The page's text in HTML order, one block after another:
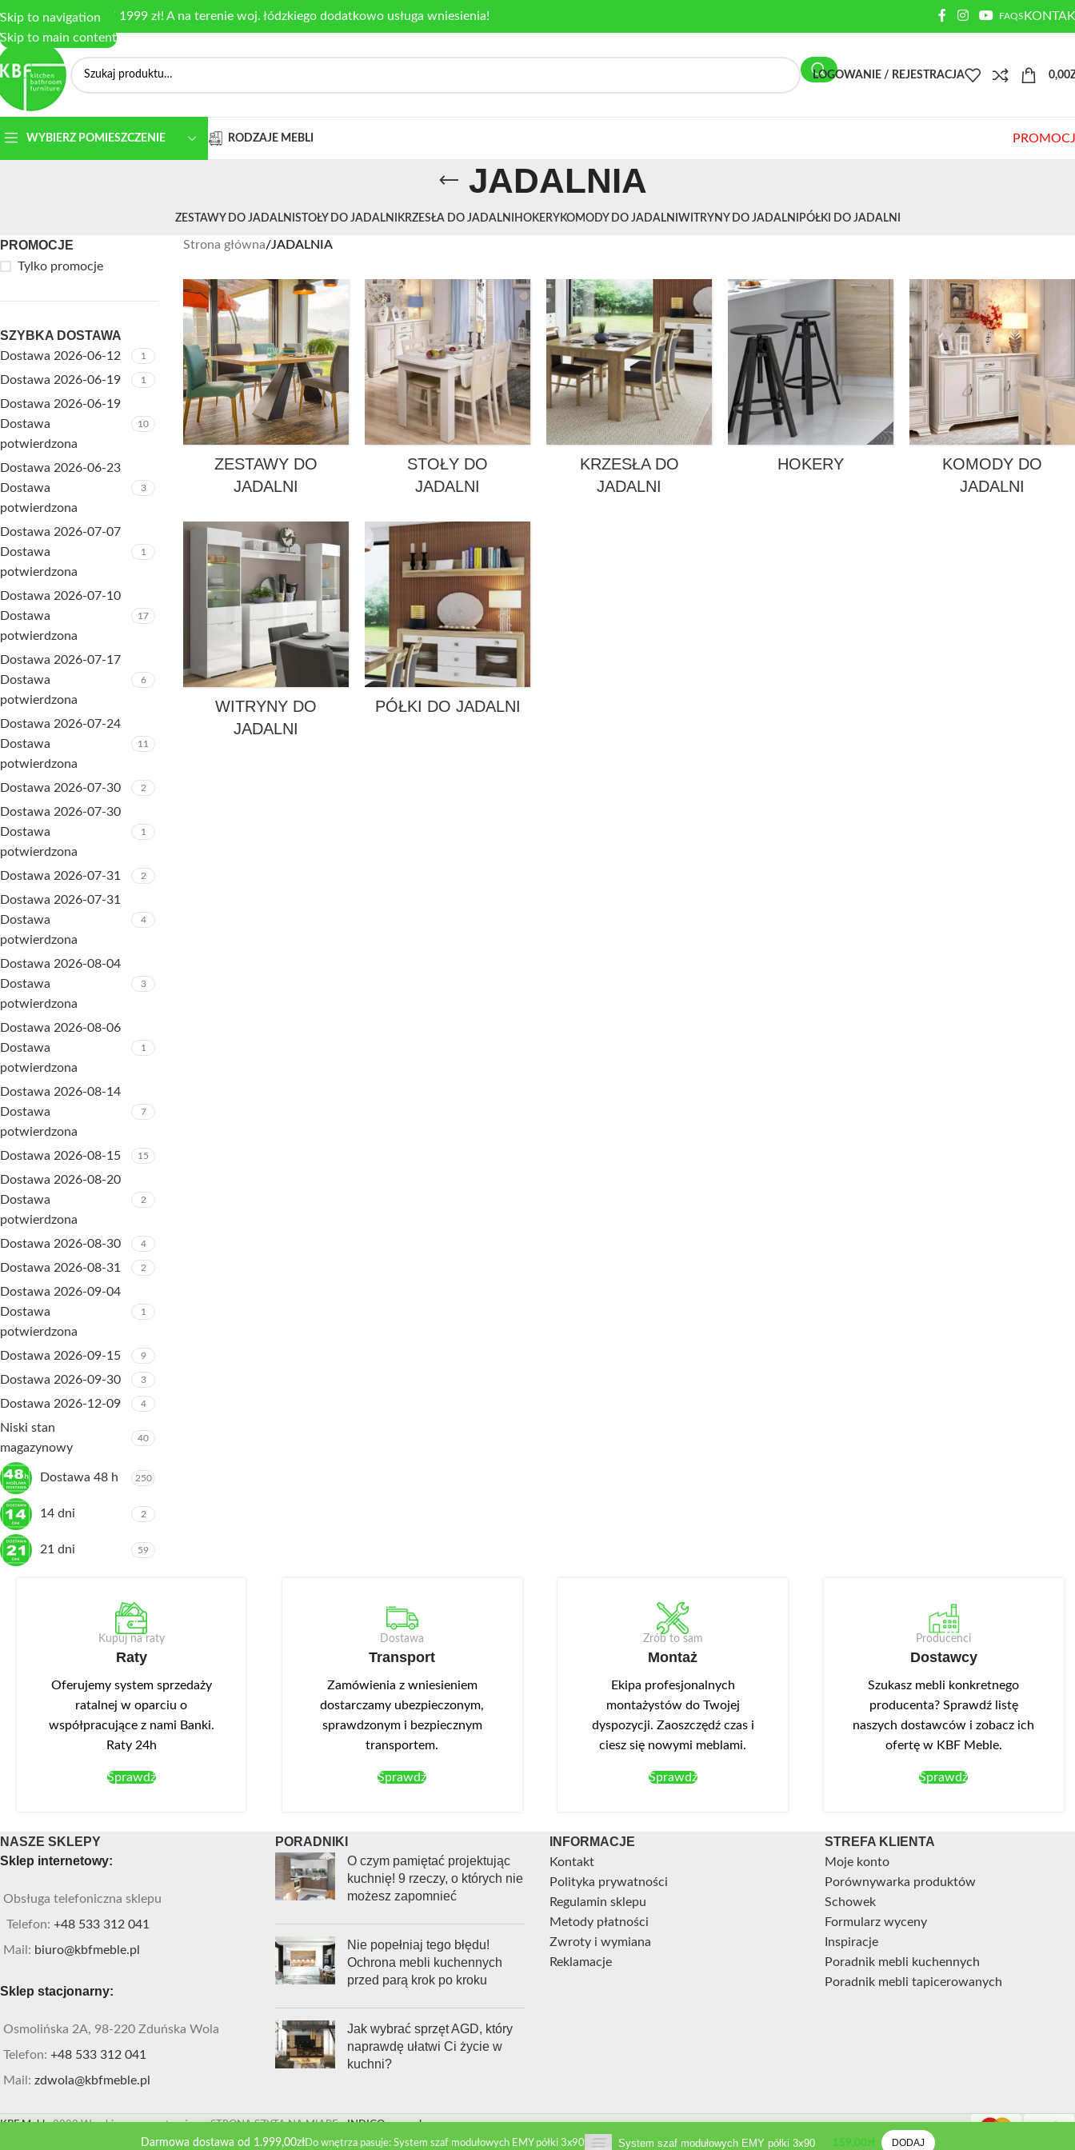
Skip to navigation
Skip to main content
dostawa od 1999 zł! A na terenie woj. łódzkiego dodatkowo usługa wniesienia! FAQS
LOGOWANIE / REJESTRACJA 0,00
WYBIERZ POMIESZCZENIE RODZAJE MEBLI
JADALNIA
ZESTAWY DO JADALNI STOŁY DO JADALNI KRZESŁA DO JADALNI HOKERYKOMODY DO JADALNI WITRYNY DO JADALNI PÓŁKI DO JADALNI
PROMOCJE
Tylko promocje
SZYBKA DOSTAWA
Dostawa 2026-06-12 1
Dostawa 2026-06-19 1
Dostawa 2026-06-19
Dostawa
potwierdzona
10
Dostawa 2026-06-23
Dostawa
potwierdzona
3
Dostawa 2026-07-07
Dostawa
potwierdzona
1
Dostawa 2026-07-10
Dostawa
potwierdzona
17
Dostawa 2026-07-17
Dostawa
potwierdzona
6
Dostawa 2026-07-24
Dostawa
potwierdzona
11
Dostawa 2026-07-30 2
Dostawa 2026-07-30
Dostawa
potwierdzona
1
Dostawa 2026-07-31 2
Dostawa 2026-07-31
Dostawa
potwierdzona
4
Dostawa 2026-08-04
Dostawa
potwierdzona
3
Dostawa 2026-08-06
Dostawa
potwierdzona
1
Dostawa 2026-08-14
Dostawa
potwierdzona
7
Dostawa 2026-08-15 15
Dostawa 2026-08-20
Dostawa
potwierdzona
2
Dostawa 2026-08-30 4
Dostawa 2026-08-31 2
Dostawa 2026-09-04
Dostawa
potwierdzona
1
Dostawa 2026-09-15 9
Dostawa 2026-09-30 3
Dostawa 2026-12-09 4
Niski stan
magazynowy
40
Dostawa 48 h 250
14 dni 2
21 dni 59
Strona główna/JADALNIA
ZESTAWY DO
JADALNI
STOŁY DO
JADALNI
KRZESŁA DO
JADALNI
HOKERY
KOMODY DO
JADALNI
WITRYNY DO
JADALNI
PÓŁKI DO JADALNI
Kupuj na raty
Raty
Oferujemy system sprzedaży
ratalnej w oparciu o
współpracujące z nami Banki.
Raty 24h
Sprawdź
Dostawa
Transport
Zamówienia z wniesieniem
dostarczamy ubezpieczonym,
sprawdzonym i bezpiecznym
transportem.
Sprawdź
Zrób to sam
Montaż
Ekipa profesjonalnych
montażystów do Twojej
dyspozycji. Zaoszczędź czas i
ciesz się nowymi meblami.
Sprawdź
Producenci
Dostawcy
Szukasz mebli konkretnego
producenta? Sprawdź listę
naszych dostawców i zobacz ich
ofertę w KBF Meble.
Sprawdź
NASZE SKLEPY
Sklep internetowy:
Obsługa telefoniczna sklepu
Telefon: +48 533 312 041
Mail: biuro@kbfmeble.pl
Sklep stacjonarny:
Osmolińska 2A, 98-220 Zduńska Wola
Telefon: +48 533 312 041
Mail: zdwola@kbfmeble.pl
PORADNIKI
O czym pamiętać projektując
kuchnię! 9 rzeczy, o których nie
możesz zapomnieć
Nie popełniaj tego błędu!
Ochrona mebli kuchennych
przed parą krok po kroku
Jak wybrać sprzęt AGD, który
naprawdę ułatwi Ci życie w
kuchni?
INFORMACJE
Kontakt
Polityka prywatności
Regulamin sklepu
Metody płatności
Zwroty i wymiana
Reklamacje
STREFA KLIENTA
Moje konto
Porównywarka produktów
Schowek
Formularz wyceny
Inspiracje
Poradnik mebli kuchennych
Poradnik mebli tapicerowanych
KBF Meble 2022 Wszekie prawa zastrzeżone. STRONA SZYTA NA MIARĘ- INDIGOgroup.pl
Darmowa dostawa od 1.999,00złDo wnętrza pasuje: System szaf modułowych EMY półki 3x90 System szaf modułowych EMY półki 3x90 159,00zł DODAJ